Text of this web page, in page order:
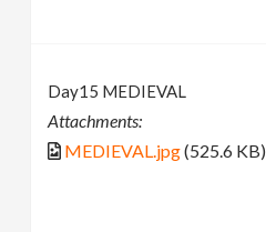
Day15 MEDIEVAL
Attachments:
MEDIEVAL.jpg(525.6 KB)